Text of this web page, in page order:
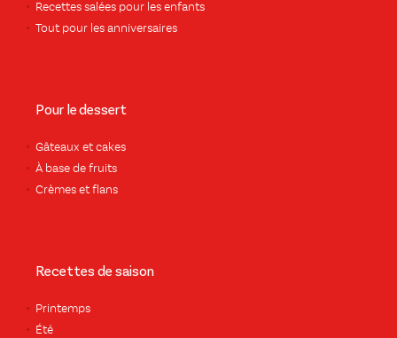
Recettes salées pour les enfants
Tout pour les anniversaires
Pour le dessert
Gâteaux et cakes
À base de fruits
Crèmes et flans
Recettes de saison
Printemps
Été